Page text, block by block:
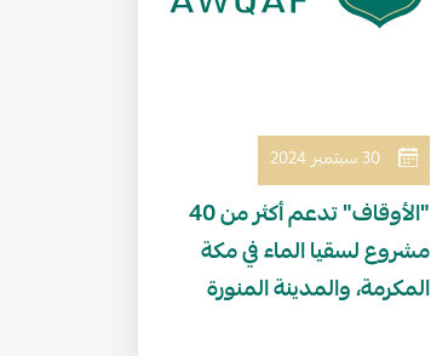
30 سبتمبر 2024
"الأوقاف" تدعم أكثر من 40
مشروع لسقيا الماء في مكة
المكرمة، والمدينة المنورة